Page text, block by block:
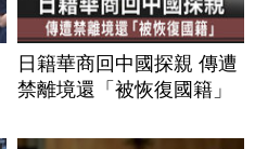
日籍華商回中國探親 傳遭
禁離境還「被恢復國籍」